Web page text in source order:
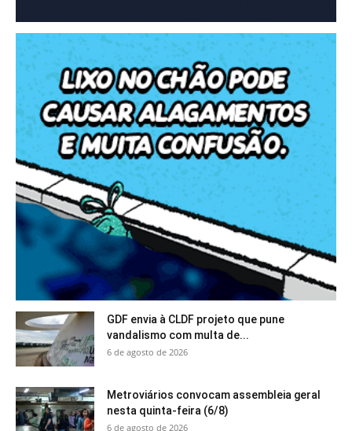
GDF envia à CLDF projeto que pune
vandalismo com multa de...
6 de agosto de 2026
Metroviários convocam assembleia geral
nesta quinta-feira (6/8)
6 de agosto de 2026